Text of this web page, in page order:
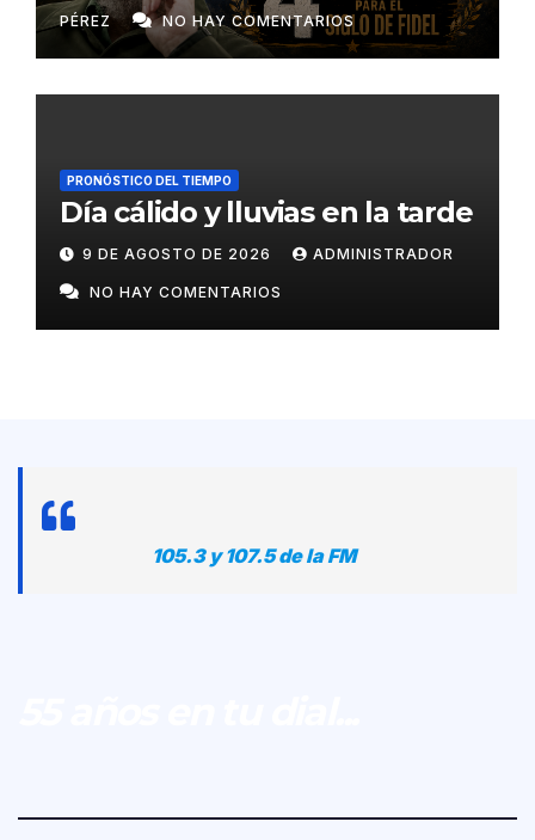
PÉREZ NO HAY COMENTARIOS
PRONÓSTICO DEL TIEMPO
Día cálido y lluvias en la tarde
9 DE AGOSTO DE 2026 ADMINISTRADOR
NO HAY COMENTARIOS
105.3 y 107.5 de la FM